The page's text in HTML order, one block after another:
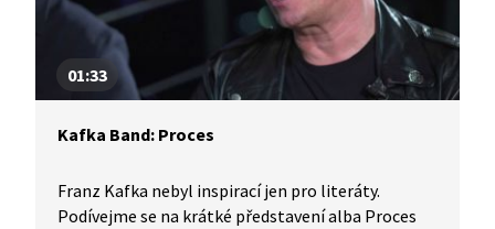
01:33
Kafka Band: Proces
Franz Kafka nebyl inspirací jen pro literáty.
Podívejme se na krátké představení alba Proces